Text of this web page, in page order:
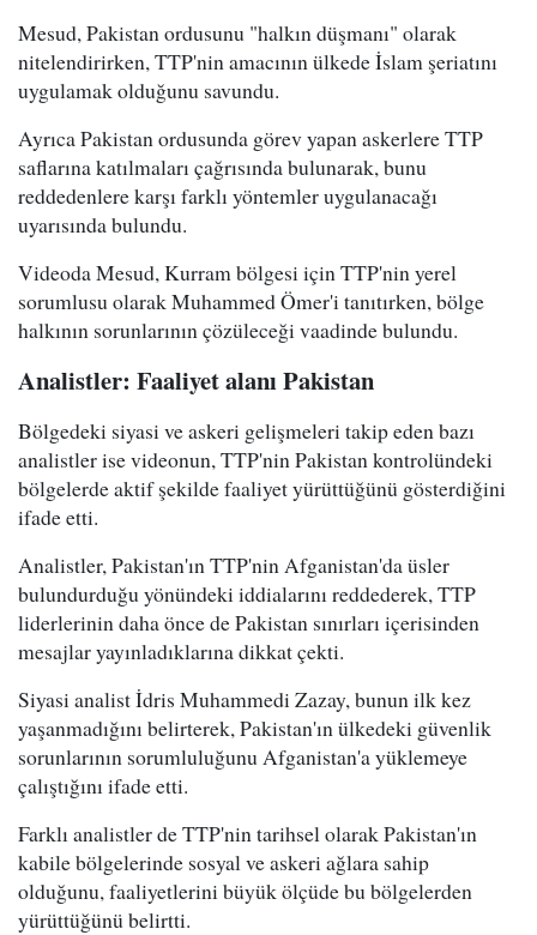
Mesud, Pakistan ordusunu "halkın düşmanı" olarak
nitelendirirken, TTP'nin amacının ülkede İslam şeriatını
uygulamak olduğunu savundu.
Ayrıca Pakistan ordusunda görev yapan askerlere TTP
saflarına katılmaları çağrısında bulunarak, bunu
reddedenlere karşı farklı yöntemler uygulanacağı
uyarısında bulundu.
Videoda Mesud, Kurram bölgesi için TTP'nin yerel
sorumlusu olarak Muhammed Ömer'i tanıtırken, bölge
halkının sorunlarının çözüleceği vaadinde bulundu.
Analistler: Faaliyet alanı Pakistan
Bölgedeki siyasi ve askeri gelişmeleri takip eden bazı
analistler ise videonun, TTP'nin Pakistan kontrolündeki
bölgelerde aktif şekilde faaliyet yürüttüğünü gösterdiğini
ifade etti.
Analistler, Pakistan'ın TTP'nin Afganistan'da üsler
bulundurduğu yönündeki iddialarını reddederek, TTP
liderlerinin daha önce de Pakistan sınırları içerisinden
mesajlar yayınladıklarına dikkat çekti.
Siyasi analist İdris Muhammedi Zazay, bunun ilk kez
yaşanmadığını belirterek, Pakistan'ın ülkedeki güvenlik
sorunlarının sorumluluğunu Afganistan'a yüklemeye
çalıştığını ifade etti.
Farklı analistler de TTP'nin tarihsel olarak Pakistan'ın
kabile bölgelerinde sosyal ve askeri ağlara sahip
olduğunu, faaliyetlerini büyük ölçüde bu bölgelerden
yürüttüğünü belirtti.